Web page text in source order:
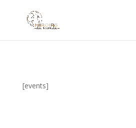
[events]